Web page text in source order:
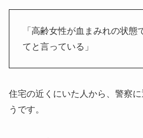
「高齢女性が血まみれの状態
てと言っている」
住宅の近くにいた人から、警察
うです。